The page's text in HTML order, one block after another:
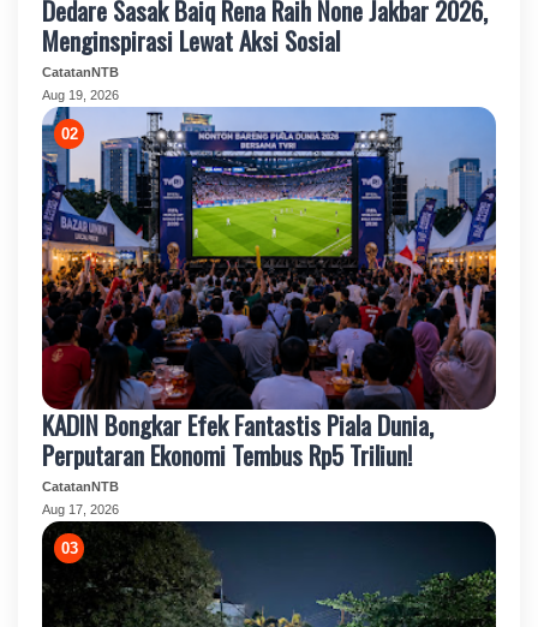
Dedare Sasak Baiq Rena Raih None Jakbar 2026,
Menginspirasi Lewat Aksi Sosial
CatatanNTB
Aug 19, 2026
KADIN Bongkar Efek Fantastis Piala Dunia,
Perputaran Ekonomi Tembus Rp5 Triliun!
CatatanNTB
Aug 17, 2026